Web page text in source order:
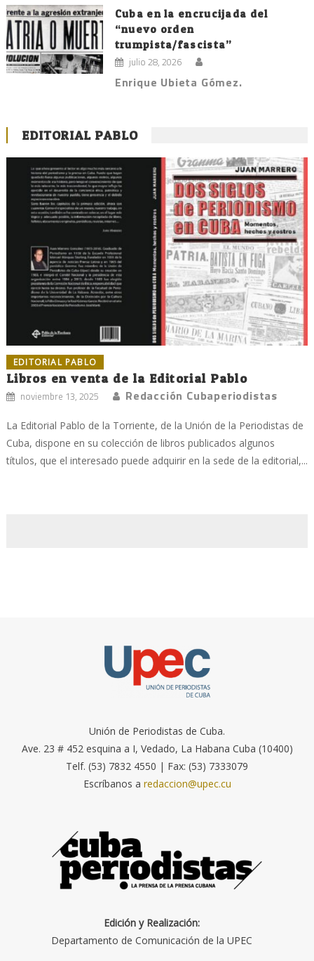
Cuba en la encrucijada del
“nuevo orden
trumpista/fascista”
julio 28, 2026
Enrique Ubieta Gómez.
EDITORIAL PABLO
EDITORIAL PABLO
Libros en venta de la Editorial Pablo
noviembre 13, 2025 Redacción Cubaperiodistas
La Editorial Pablo de la Torriente, de la Unión de la Periodistas de
Cuba, dispone en su colección de libros publicados algunos
títulos, que el interesado puede adquirir en la sede de la editorial,...
Unión de Periodistas de Cuba.
Ave. 23 # 452 esquina a I, Vedado, La Habana Cuba (10400)
Telf. (53) 7832 4550 | Fax: (53) 7333079
Escríbanos a redaccion@upec.cu
Edición y Realización:
Departamento de Comunicación de la UPEC